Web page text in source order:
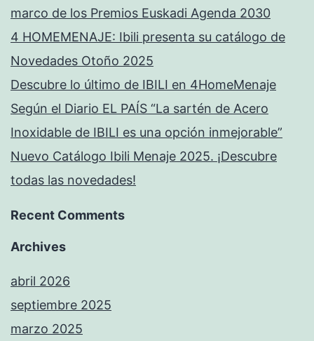
marco de los Premios Euskadi Agenda 2030
4 HOMEMENAJE: Ibili presenta su catálogo de
Novedades Otoño 2025
Descubre lo último de IBILI en 4HomeMenaje
Según el Diario EL PAÍS “La sartén de Acero
Inoxidable de IBILI es una opción inmejorable”
Nuevo Catálogo Ibili Menaje 2025. ¡Descubre
todas las novedades!
Recent Comments
Archives
abril 2026
septiembre 2025
marzo 2025